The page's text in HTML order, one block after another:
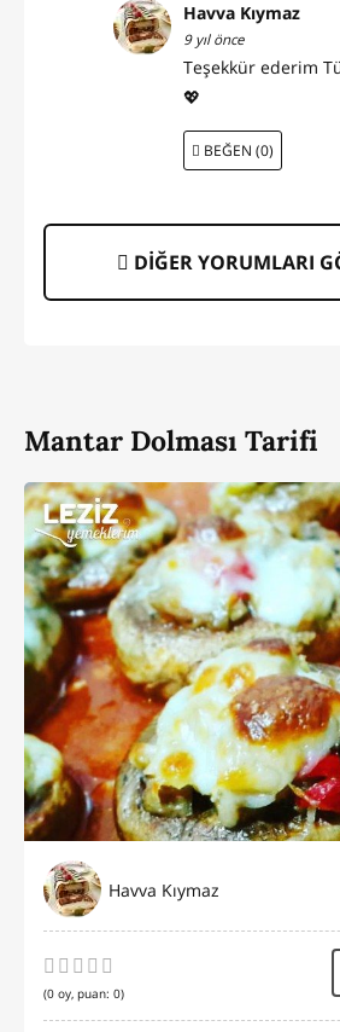
Havva Kıymaz
9 yıl önce
Teşekkür ederim
💖
BEĞEN (0)
DİĞER YORUMLARI
Mantar Dolması Tarifi
Havva Kıymaz
(0 oy, puan: 0)